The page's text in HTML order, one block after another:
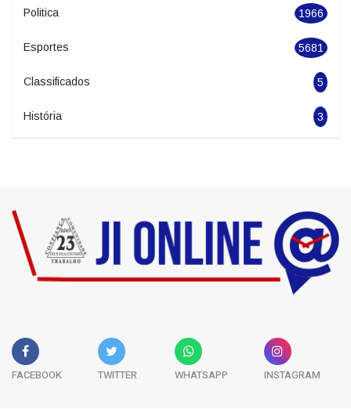
Seguranca 1627
Economia 2278
Politica 1966
Esportes 5681